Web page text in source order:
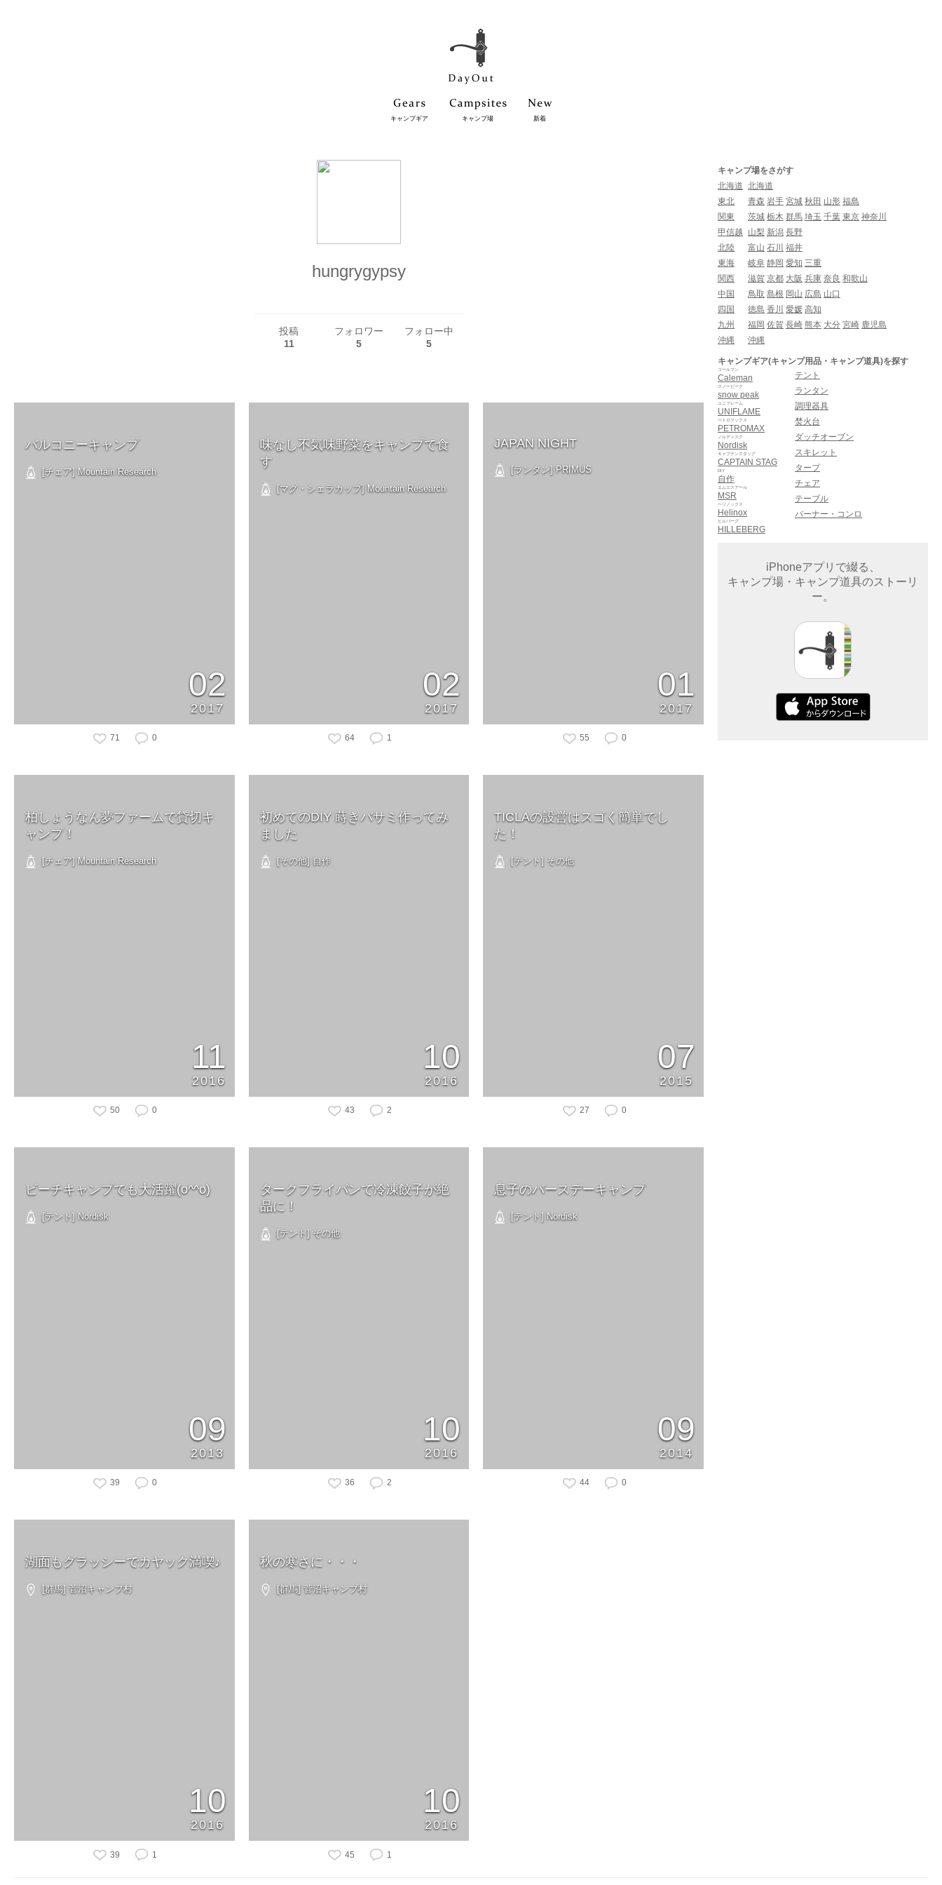
キャンプギア キャンプ場 新着
hungrygypsy
投稿
11
フォロワー
5
フォロー中
5
バルコニーキャンプ
[チェア] Mountain Research
02
2017
71 0
味なし不気味野菜をキャンプで食
す
[マグ・シェラカップ] Mountain Research
02
2017
64 1
JAPAN NIGHT
[ランタン] PRIMUS
01
2017
55 0
柏しょうなん夢ファームで貸切キ
ャンプ！
[チェア] Mountain Research
11
2016
50 0
初めてのDIY 蒔きバサミ作ってみ
ました
[その他] 自作
10
2016
43 2
TICLAの設営はスゴく簡単でし
た！
[テント] その他
07
2015
27 0
ビーチキャンプでも大活躍(o^^o)
[テント] Nordisk
09
2013
39 0
タークフライパンで冷凍餃子が絶
品に！
[テント] その他
10
2016
36 2
息子のバースデーキャンプ
[テント] Nordisk
09
2014
44 0
湖面もグラッシーでカヤック満喫♪
[群馬] 菅沼キャンプ村
10
2016
39 1
秋の寒さに・・・
[群馬] 菅沼キャンプ村
10
2016
45 1
キャンプ場をさがす
北海道 北海道
東北
青森 岩手 宮城 秋田 山形 福島
関東
茨城 栃木 群馬 埼玉 千葉 東京 神奈川
甲信越
山梨 新潟 長野
北陸
富山 石川 福井
東海
岐阜 静岡 愛知 三重
関西
滋賀 京都 大阪 兵庫 奈良 和歌山
中国
鳥取 島根 岡山 広島 山口
四国
徳島 香川 愛媛 高知
九州
福岡 佐賀 長崎 熊本 大分 宮崎 鹿児島
沖縄
沖縄
キャンプギア(キャンプ用品・キャンプ道具)を探す
Caleman
コールマン
snow peak
スノーピーク
UNIFLAME
ユニフレーム
PETROMAX
ペトロマックス
Nordisk
ノルディスク
CAPTAIN STAG
キャプテンスタッグ
自作
DIY
MSR
エムエスアール
Helinox
ヘリノックス
HILLEBERG
ヒルバーグ
テント
ランタン
調理器具
焚火台
ダッチオーブン
スキレット
タープ
チェア
テーブル
バーナー・コンロ
iPhoneアプリで綴る、
キャンプ場・キャンプ道具のストーリ
ー。